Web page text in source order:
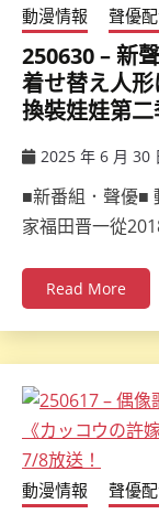
動漫情報 聲優
250630 – 新
着せ替え人
換裝娃娃第二
2025 年 6 月 30
■新番組．聲優■
家福田晋一從
Read More
動漫情報 聲優